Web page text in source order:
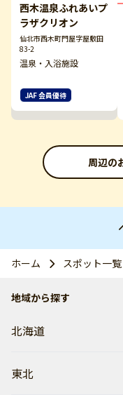
西木温泉ふれあいプ
ラザクリオン
仙北市西木町門屋字屋敷田
83-2
温泉・入浴施設
JAF 会員優待
周辺の
ホーム スポット一覧
地域から探す
北海道
東北